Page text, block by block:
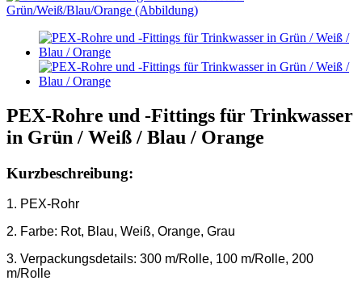
PEX-Rohre und -Fittings für Trinkwasser
in Grün / Weiß / Blau / Orange
Kurzbeschreibung:
1. PEX-Rohr
2. Farbe: Rot, Blau, Weiß, Orange, Grau
3. Verpackungsdetails: 300 m/Rolle, 100 m/Rolle, 200
m/Rolle